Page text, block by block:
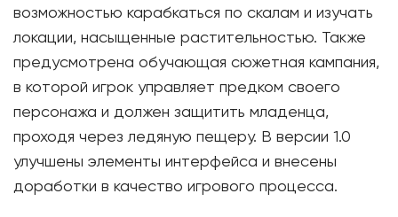
возможностью карабкаться по скалам и изучать
локации, насыщенные растительностью. Также
предусмотрена обучающая сюжетная кампания,
в которой игрок управляет предком своего
персонажа и должен защитить младенца,
проходя через ледяную пещеру. В версии 1.0
улучшены элементы интерфейса и внесены
доработки в качество игрового процесса.